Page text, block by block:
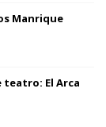
Manrique
teatro: El Arca